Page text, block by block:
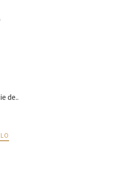
de..